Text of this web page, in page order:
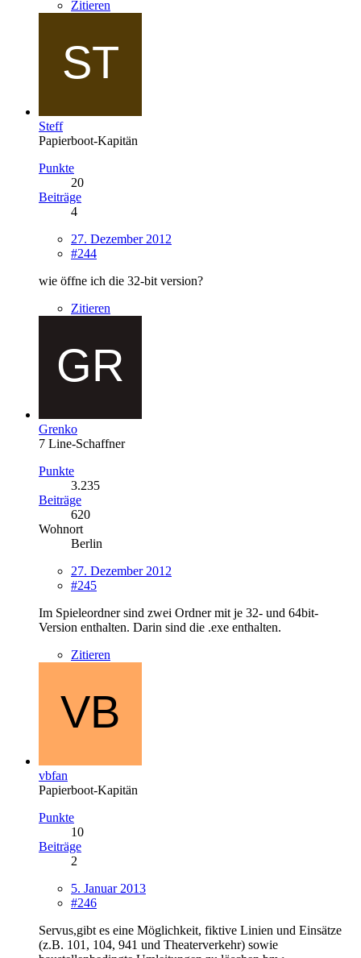
Zitieren
Steff
Papierboot-Kapitän
Punkte
20
Beiträge
4
27. Dezember 2012
#244
wie öffne ich die 32-bit version?
Zitieren
Grenko
7 Line-Schaffner
Punkte
3.235
Beiträge
620
Wohnort
Berlin
27. Dezember 2012
#245
Im Spieleordner sind zwei Ordner mit je 32- und 64bit-
Version enthalten. Darin sind die .exe enthalten.
Zitieren
vbfan
Papierboot-Kapitän
Punkte
10
Beiträge
2
5. Januar 2013
#246
Servus,gibt es eine Möglichkeit, fiktive Linien und Einsätze
(z.B. 101, 104, 941 und Theaterverkehr) sowie